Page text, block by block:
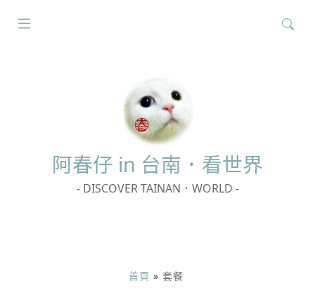
阿春仔 in 台南．看世界
- DISCOVER TAINAN．WORLD -
首頁 » 套餐